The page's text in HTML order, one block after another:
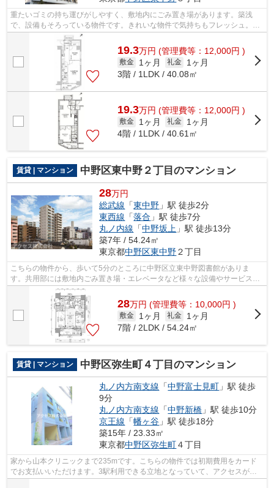
重たいゴミの持ち運びがしやすく、敷地内にごみ置き場があります。築浅
で、設備もそろっている物件です。きれいな物件で気持ちもフレッシュ。地
上10階建ての物件をご紹介。駅から徒歩6...
19.3万円 (管理費等：12,000円 )
敷金 1ヶ月 礼金
1ヶ月
3階 / 1LDK / 40.08㎡
19.3万円 (管理費等：12,000円 )
敷金 1ヶ月 礼金
1ヶ月
4階 / 1LDK / 40.61㎡
賃貸 | マンション 中野区東中野２丁目のマンション
28万円
総武線 「東中野 」駅 徒歩2分
東西線 「落合 」駅 徒歩7分
丸ノ内線 「中野坂上 」駅 徒歩13分
築7年 / 54.24㎡
東京都中野区東中野２丁目
こちらの物件から、歩いて5分のところに中野区立東中野図書館がありま
す。共用部には敷地内ごみ置き場・エレベータなど様々な設備やサービスが
揃っているので便利です。眺めの良いマン...
28万円 (管理費等：10,000円 )
敷金 1ヶ月 礼金
1ヶ月
7階 / 2LDK / 54.24㎡
賃貸 | マンション 中野区弥生町４丁目のマンション
丸ノ内方南支線 「中野富士見町 」駅 徒歩
9分
丸ノ内方南支線 「中野新橋 」駅 徒歩10分
京王線 「幡ヶ谷 」駅 徒歩18分
築15年 / 23.33㎡
東京都中野区弥生町４丁目
家から山本クリニックまで235mです。こちらの物件では初期費用をカード
でお支払いいただけます。3駅利用できる立地となっていて、アクセスが良
いです。室内を明るく照らす陽射しが気持...